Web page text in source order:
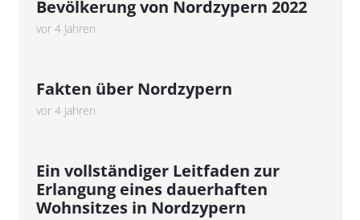
Bevölkerung von Nordzypern 2022
vor 4 Jahren
Fakten über Nordzypern
vor 4 Jahren
Ein vollständiger Leitfaden zur
Erlangung eines dauerhaften
Wohnsitzes in Nordzypern